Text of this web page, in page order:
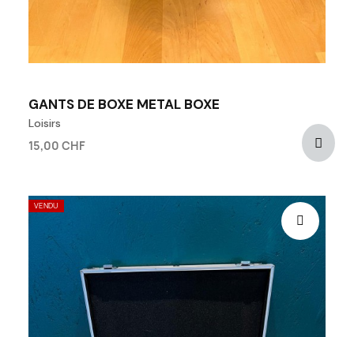
GANTS DE BOXE METAL BOXE
Loisirs
15,00 CHF
VENDU